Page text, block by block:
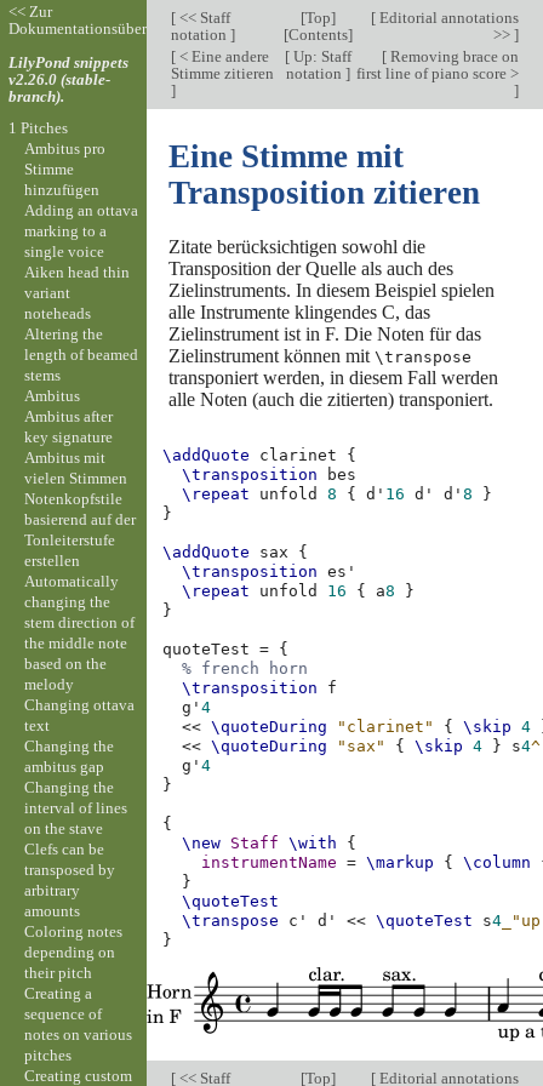
[<< Staff
notation ]
[Top]
[Contents]
[Editorial annotations
>> ]
[< Eine andere
Stimme zitieren
]
[Up: Staff
notation ]
[Removing brace on
first line of piano score >
]
Eine Stimme mit
Transposition zitieren
Zitate berücksichtigen sowohl die
Transposition der Quelle als auch des
Zielinstruments. In diesem Beispiel spielen
alle Instrumente klingendes C, das
Zielinstrument ist in F. Die Noten für das
Zielinstrument können mit \transpose
transponiert werden, in diesem Fall werden
alle Noten (auch die zitierten) transponiert.
\addQuote clarinet
{
\transposition
bes
\repeat
unfold 8 { d' 16 d' d'8
}
}
\addQuote sax
{
\transposition
es'
\repeat
unfold 16 { a8
}
}
quoteTest = {
% french horn
\transposition
f
g'4
<< \quoteDuring "clarinet" { \skip 4
<< \quoteDuring "sax" { \skip 4 } s4
g'4
}
{
\new Staff \with
{
instrumentName
= \markup { \column
}
\quoteTest
\transpose
c' d' << \quoteTest s4
}
[<< Staff
[Top]
[Editorial annotations
<< Zur
Dokumentationsübersicht
LilyPond snippets
v2.26.0 (stable-
branch).
1 Pitches
Ambitus pro
Stimme
hinzufügen
Adding an ottava
marking to a
single voice
Aiken head thin
variant
noteheads
Altering the
length of beamed
stems
Ambitus
Ambitus after
key signature
Ambitus mit
vielen Stimmen
Notenkopfstile
basierend auf der
Tonleiterstufe
erstellen
Automatically
changing the
stem direction of
the middle note
based on the
melody
Changing ottava
text
Changing the
ambitus gap
Changing the
interval of lines
on the stave
Clefs can be
transposed by
arbitrary
amounts
Coloring notes
depending on
their pitch
Creating a
sequence of
notes on various
pitches
Creating custom